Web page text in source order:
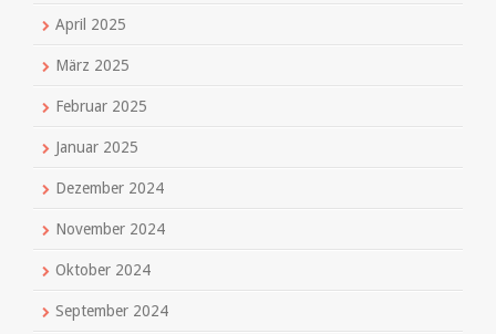
April 2025
März 2025
Februar 2025
Januar 2025
Dezember 2024
November 2024
Oktober 2024
September 2024